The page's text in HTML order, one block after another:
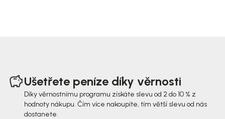
Ušetřete peníze díky věrnosti
Díky věrnostnímu programu získáte slevu od 2 do 10 % z
hodnoty nákupu. Čím více nakoupíte, tím větší slevu od nás
dostanete.